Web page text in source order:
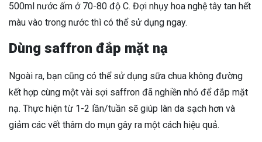
500ml nước ấm ở 70-80 độ C. Đợi nhụy hoa nghệ tây tan hết
màu vào trong nước thì có thể sử dụng ngay.
Dùng saffron đắp mặt nạ
Ngoài ra, bạn cũng có thể sử dụng sữa chua không đường
kết hợp cùng một vài sợi saffron đã nghiền nhỏ để đắp mặt
nạ. Thực hiện từ 1-2 lần/tuần sẽ giúp làn da sạch hơn và
giảm các vết thâm do mụn gây ra một cách hiệu quả.